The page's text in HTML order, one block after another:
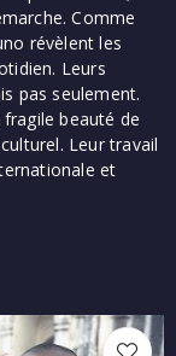
Comme
révèlent les
Leurs
pas seulement.
beauté de
Leur travail
et